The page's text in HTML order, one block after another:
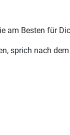
am Besten für
sprich nach